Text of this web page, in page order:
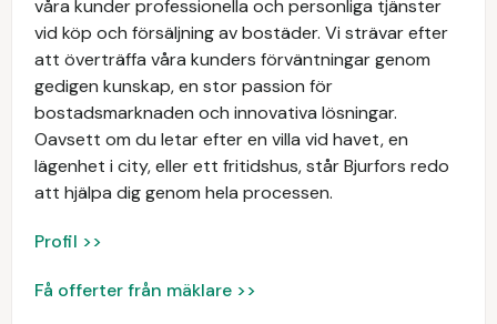
våra kunder professionella och personliga tjänster
vid köp och försäljning av bostäder. Vi strävar efter
att överträffa våra kunders förväntningar genom
gedigen kunskap, en stor passion för
bostadsmarknaden och innovativa lösningar.
Oavsett om du letar efter en villa vid havet, en
lägenhet i city, eller ett fritidshus, står Bjurfors redo
att hjälpa dig genom hela processen.
Profil >>
Få offerter från mäklare >>